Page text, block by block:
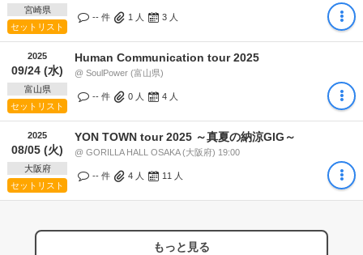
宮崎県
セットリスト
-- 件 1 人 3 人
2025
09/24 (水)
富山県
セットリスト
Human Communication tour 2025
@ SoulPower (富山県)
-- 件 0 人 4 人
2025
08/05 (火)
大阪府
セットリスト
YON TOWN tour 2025 ～真夏の納涼GIG～
@ GORILLA HALL OSAKA (大阪府) 19:00
-- 件 4 人 11 人
もっと見る